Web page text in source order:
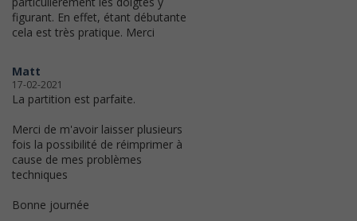
figurant. En effet, étant débutante
cela est très pratique. Merci
Matt
17-02-2021
La partition est parfaite.
Merci de m'avoir laisser plusieurs
fois la possibilité de réimprimer à
cause de mes problèmes
techniques
Bonne journée